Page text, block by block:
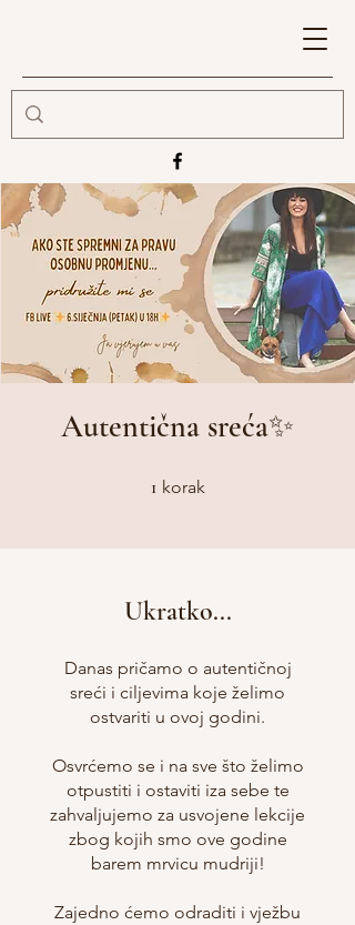
Autentična sreća✨
1 korak
Ukratko...
Danas pričamo o autentičnoj
sreći i ciljevima koje želimo
ostvariti u ovoj godini.
Osvrćemo se i na sve što želimo
otpustiti i ostaviti iza sebe te
zahvaljujemo za usvojene lekcije
zbog kojih smo ove godine
barem mrvicu mudriji!
Zajedno ćemo odraditi i vježbu